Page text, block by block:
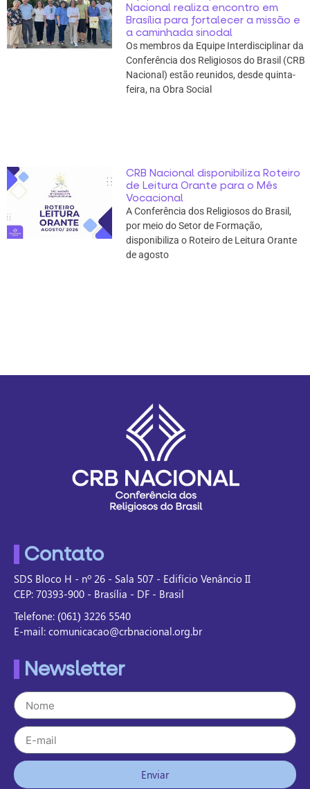
Nacional realiza encontro em
Brasília para fortalecer a missão e
a caminhada sinodal
Os membros da Equipe Interdisciplinar da
Conferência dos Religiosos do Brasil (CRB
Nacional) estão reunidos, desde quinta-
feira, na Obra Social
CRB Nacional disponibiliza Roteiro
de Leitura Orante para o Mês
Vocacional
A Conferência dos Religiosos do Brasil,
por meio do Setor de Formação,
disponibiliza o Roteiro de Leitura Orante
de agosto
Contato
SDS Bloco H - nº 26 - Sala 507 - Edifício Venâncio II
CEP: 70393-900 - Brasília - DF - Brasil
Telefone: (061) 3226 5540
E-mail: comunicacao@crbnacional.org.br
Newsletter
Enviar